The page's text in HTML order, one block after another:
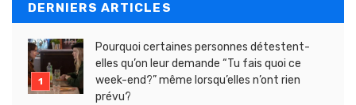
DERNIERS ARTICLES
Pourquoi certaines personnes détestent-
elles qu’on leur demande “Tu fais quoi ce
week-end?” même lorsqu’elles n’ont rien
prévu?